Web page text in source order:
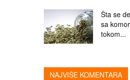
Šta se
sa
tokom...
NAJVIŠE KOMENTARA